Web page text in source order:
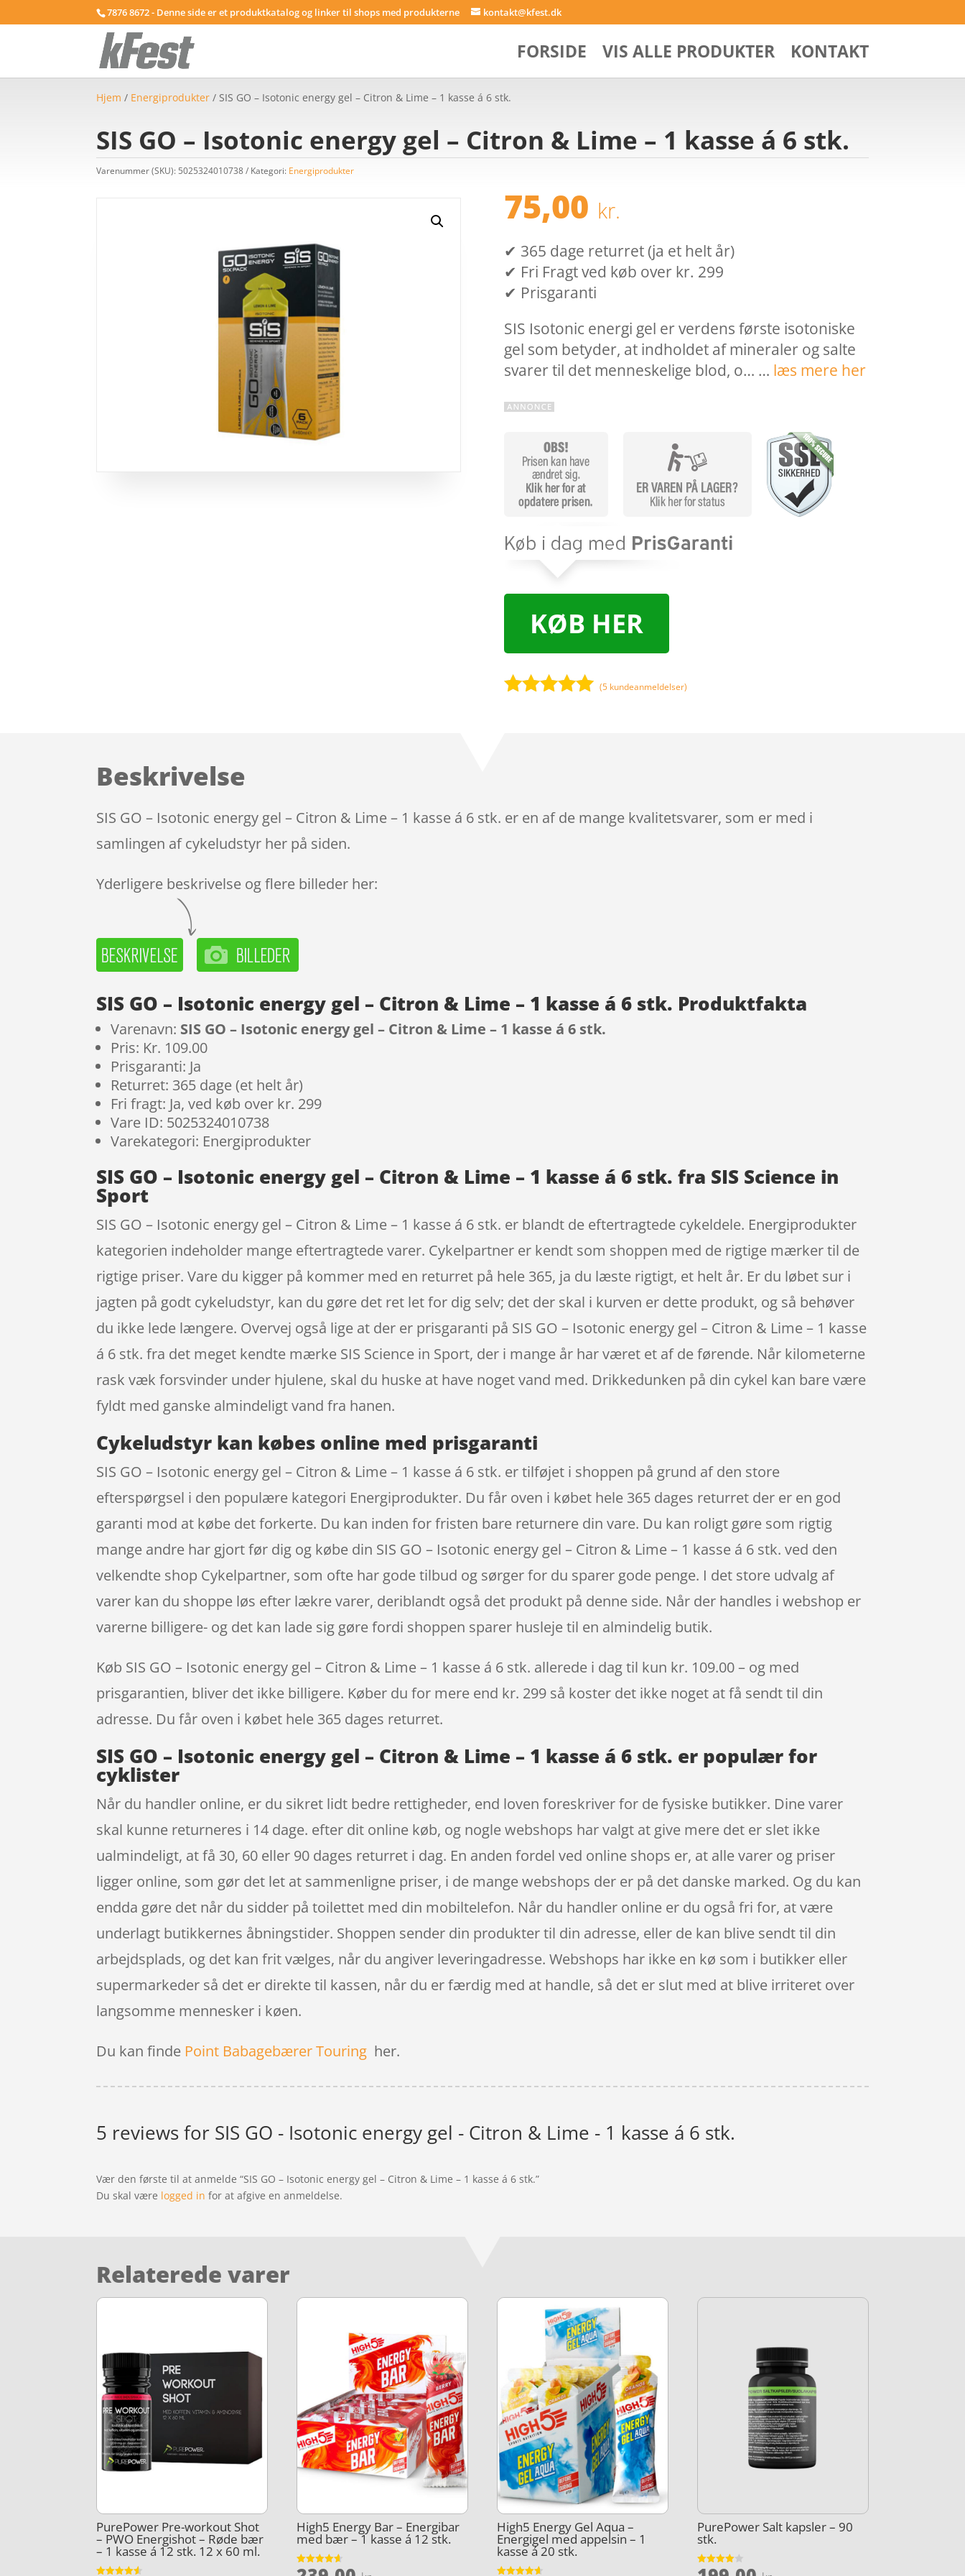
7876 8672 - Denne side er et produktkatalog og linker til shops med produkterne kontakt@kfest.dk
FORSIDE VIS ALLE PRODUKTER KONTAKT
Hjem / Energiprodukter / SIS GO – Isotonic energy gel – Citron & Lime – 1 kasse á 6 stk.
SIS GO – Isotonic energy gel – Citron & Lime – 1 kasse á 6 stk.
Varenummer (SKU): 5025324010738 Kategori: Energiprodukter
75,00 kr.
✔ 365 dage returret (ja et helt år)
✔ Fri Fragt ved køb over kr. 299
✔ Prisgaranti
SIS Isotonic energi gel er verdens første isotoniske
gel som betyder, at indholdet af mineraler og salte
svarer til det menneskelige blod, o… … læs mere her
KØB HER
(5 kundeanmeldelser)
Beskrivelse
SIS GO – Isotonic energy gel – Citron & Lime – 1 kasse á 6 stk. er en af de mange kvalitetsvarer, som er med i
samlingen af cykeludstyr her på siden.
Yderligere beskrivelse og flere billeder her:
SIS GO – Isotonic energy gel – Citron & Lime – 1 kasse á 6 stk. Produktfakta
Varenavn: SIS GO – Isotonic energy gel – Citron & Lime – 1 kasse á 6 stk.
Pris: Kr. 109.00
Prisgaranti: Ja
Returret: 365 dage (et helt år)
Fri fragt: Ja, ved køb over kr. 299
Vare ID: 5025324010738
Varekategori: Energiprodukter
SIS GO – Isotonic energy gel – Citron & Lime – 1 kasse á 6 stk. fra SIS Science in
Sport
SIS GO – Isotonic energy gel – Citron & Lime – 1 kasse á 6 stk. er blandt de eftertragtede cykeldele. Energiprodukter
kategorien indeholder mange eftertragtede varer. Cykelpartner er kendt som shoppen med de rigtige mærker til de
rigtige priser. Vare du kigger på kommer med en returret på hele 365, ja du læste rigtigt, et helt år. Er du løbet sur i
jagten på godt cykeludstyr, kan du gøre det ret let for dig selv; det der skal i kurven er dette produkt, og så behøver
du ikke lede længere. Overvej også lige at der er prisgaranti på SIS GO – Isotonic energy gel – Citron & Lime – 1 kasse
á 6 stk. fra det meget kendte mærke SIS Science in Sport, der i mange år har været et af de førende. Når kilometerne
rask væk forsvinder under hjulene, skal du huske at have noget vand med. Drikkedunken på din cykel kan bare være
fyldt med ganske almindeligt vand fra hanen.
Cykeludstyr kan købes online med prisgaranti
SIS GO – Isotonic energy gel – Citron & Lime – 1 kasse á 6 stk. er tilføjet i shoppen på grund af den store
efterspørgsel i den populære kategori Energiprodukter. Du får oven i købet hele 365 dages returret der er en god
garanti mod at købe det forkerte. Du kan inden for fristen bare returnere din vare. Du kan roligt gøre som rigtig
mange andre har gjort før dig og købe din SIS GO – Isotonic energy gel – Citron & Lime – 1 kasse á 6 stk. ved den
velkendte shop Cykelpartner, som ofte har gode tilbud og sørger for du sparer gode penge. I det store udvalg af
varer kan du shoppe løs efter lækre varer, deriblandt også det produkt på denne side. Når der handles i webshop er
varerne billigere- og det kan lade sig gøre fordi shoppen sparer husleje til en almindelig butik.
Køb SIS GO – Isotonic energy gel – Citron & Lime – 1 kasse á 6 stk. allerede i dag til kun kr. 109.00 – og med
prisgarantien, bliver det ikke billigere. Køber du for mere end kr. 299 så koster det ikke noget at få sendt til din
adresse. Du får oven i købet hele 365 dages returret.
SIS GO – Isotonic energy gel – Citron & Lime – 1 kasse á 6 stk. er populær for
cyklister
Når du handler online, er du sikret lidt bedre rettigheder, end loven foreskriver for de fysiske butikker. Dine varer
skal kunne returneres i 14 dage. efter dit online køb, og nogle webshops har valgt at give mere det er slet ikke
ualmindeligt, at få 30, 60 eller 90 dages returret i dag. En anden fordel ved online shops er, at alle varer og priser
ligger online, som gør det let at sammenligne priser, i de mange webshops der er på det danske marked. Og du kan
endda gøre det når du sidder på toilettet med din mobiltelefon. Når du handler online er du også fri for, at være
underlagt butikkernes åbningstider. Shoppen sender din produkter til din adresse, eller de kan blive sendt til din
arbejdsplads, og det kan frit vælges, når du angiver leveringadresse. Webshops har ikke en kø som i butikker eller
supermarkeder så det er direkte til kassen, når du er færdig med at handle, så det er slut med at blive irriteret over
langsomme mennesker i køen.
Du kan finde Point Babagebærer Touring her.
5 reviews for SIS GO - Isotonic energy gel - Citron & Lime - 1 kasse á 6 stk.
Vær den første til at anmelde “SIS GO – Isotonic energy gel – Citron & Lime – 1 kasse á 6 stk.”
Du skal være logged in for at afgive en anmeldelse.
Relaterede varer
PurePower Pre-workout Shot
– PWO Energishot – Røde bær
– 1 kasse á 12 stk. 12 x 60 ml.
High5 Energy Bar – Energibar
med bær – 1 kasse á 12 stk.
Vurderet
High5 Energy Gel Aqua –
Energigel med appelsin – 1
kasse á 20 stk.
PurePower Salt kapsler – 90
stk.
Vurderet